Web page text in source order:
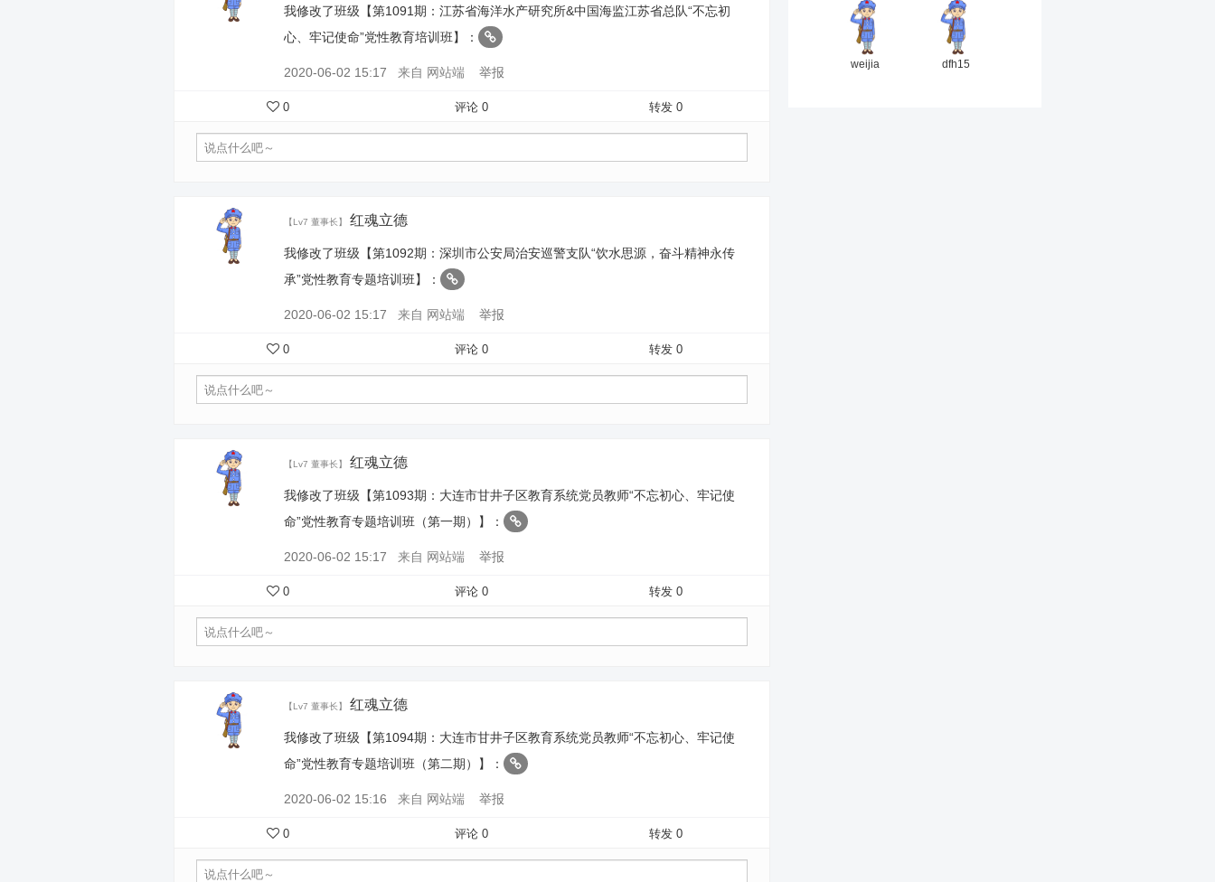
我修改了班级【第1091期：江苏省海洋水产研究所&中国海监江苏省总队“不忘初
心、牢记使命”党性教育培训班】：
2020-06-02 15:17 来自 网站端 举报
0 转发 0
评论 0
【Lv7 董事长】 红魂立德
我修改了班级【第1092期：深圳市公安局治安巡警支队“饮水思源，奋斗精神永传
承”党性教育专题培训班】：
2020-06-02 15:17 来自 网站端 举报
0 转发 0
评论 0
【Lv7 董事长】 红魂立德
我修改了班级【第1093期：大连市甘井子区教育系统党员教师“不忘初心、牢记使
命”党性教育专题培训班（第一期）】：
2020-06-02 15:17 来自 网站端 举报
0 转发 0
评论 0
【Lv7 董事长】 红魂立德
我修改了班级【第1094期：大连市甘井子区教育系统党员教师“不忘初心、牢记使
命”党性教育专题培训班（第二期）】：
2020-06-02 15:16 来自 网站端 举报
0 转发 0
评论 0
weijia dfh15